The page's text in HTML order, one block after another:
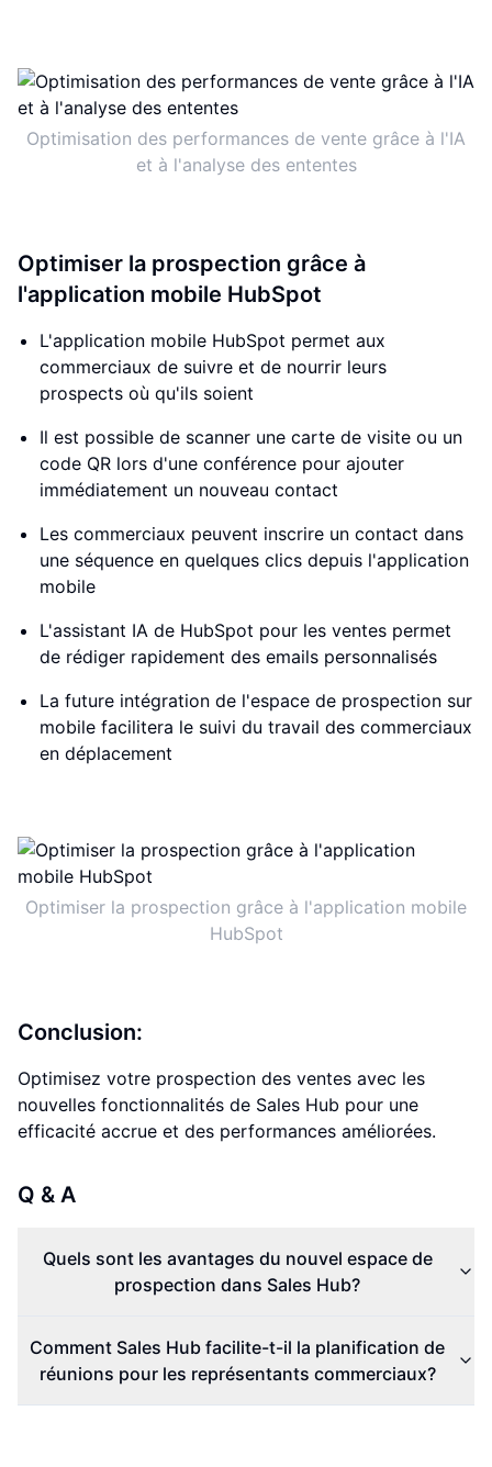
Optimisation des performances de vente grâce à l'IA
et à l'analyse des ententes
Optimiser la prospection grâce à
l'application mobile HubSpot
L'application mobile HubSpot permet aux
commerciaux de suivre et de nourrir leurs
prospects où qu'ils soient
Il est possible de scanner une carte de visite ou un
code QR lors d'une conférence pour ajouter
immédiatement un nouveau contact
Les commerciaux peuvent inscrire un contact dans
une séquence en quelques clics depuis l'application
mobile
L'assistant IA de HubSpot pour les ventes permet
de rédiger rapidement des emails personnalisés
La future intégration de l'espace de prospection sur
mobile facilitera le suivi du travail des commerciaux
en déplacement
Optimiser la prospection grâce à l'application mobile
HubSpot
Conclusion:
Optimisez votre prospection des ventes avec les
nouvelles fonctionnalités de Sales Hub pour une
efficacité accrue et des performances améliorées.
Q & A
Quels sont les avantages du nouvel espace de
prospection dans Sales Hub?
Comment Sales Hub facilite-t-il la planification de
réunions pour les représentants commerciaux?